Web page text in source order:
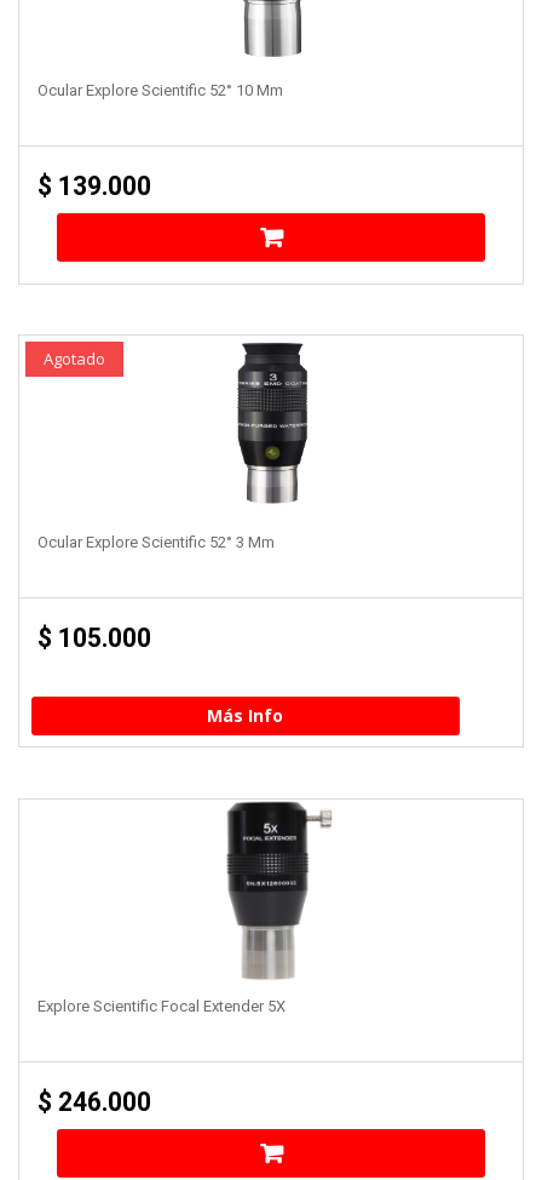
Ocular Explore Scientific 52° 10 Mm
$ 139.000
Agotado
Ocular Explore Scientific 52° 3 Mm
$ 105.000
Más Info
Explore Scientific Focal Extender 5X
$ 246.000